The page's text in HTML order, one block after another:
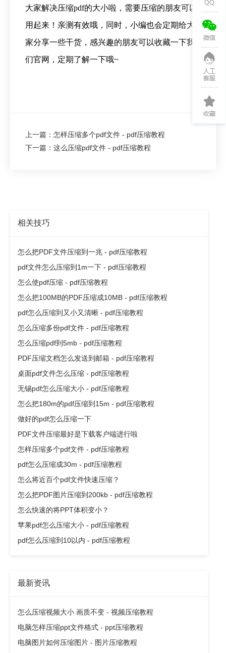
大家解决压缩pdf的大小啦，需要压缩的朋友可以
用起来！亲测有效哦，同时，小编也会定期给大
家分享一些干货，感兴趣的朋友可以收藏一下我
们官网，定期了解一下哦~
上一篇：怎样压缩多个pdf文件 - pdf压缩教程
下一篇：这么压缩pdf文件 - pdf压缩教程
相关技巧
怎么把PDF文件压缩到一兆 - pdf压缩教程
pdf文件怎么压缩到1m一下 - pdf压缩教程
怎么使pdf压缩 - pdf压缩教程
怎么把100MB的PDF压缩成10MB - pdf压缩教程
pdf怎么压缩到又小又清晰 - pdf压缩教程
怎么压缩多份pdf文件 - pdf压缩教程
怎么压缩pdf到5mb - pdf压缩教程
PDF压缩文档怎么发送到邮箱 - pdf压缩教程
桌面pdf文件怎么压缩 - pdf压缩教程
无锡pdf怎么压缩大小 - pdf压缩教程
怎么把180m的pdf压缩到15m - pdf压缩教程
做好的pdf怎么压缩一下
PDF文件压缩最好是下载客户端进行啦
怎样压缩多个pdf文件 - pdf压缩教程
pdf怎么压缩成30m - pdf压缩教程
怎么将近百个pdf文件快速压缩？
怎么把PDF图片压缩到200kb - pdf压缩教程
怎么快速的将PPT体积变小？
苹果pdf怎么压缩大小 - pdf压缩教程
pdf怎么压缩到10以内 - pdf压缩教程
最新资讯
怎么压缩视频大小 画质不变 - 视频压缩教程
电脑怎样压缩ppt文件格式 - ppt压缩教程
电脑图片如何压缩图片 - 图片压缩教程